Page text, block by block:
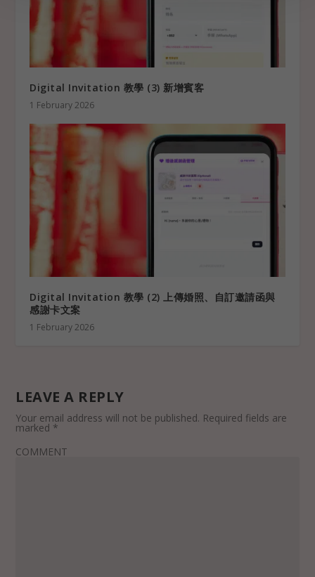
Digital Invitation 教學 (3) 新增賓客
1 February 2026
Digital Invitation 教學 (2) 上傳婚照、自訂邀請函與
感謝卡文案
1 February 2026
LEAVE A REPLY
Your email address will not be published. Required fields are
marked *
COMMENT